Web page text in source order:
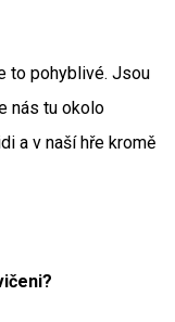
to pohyblivé. Jsou
nás tu okolo
a v naší hře kromě